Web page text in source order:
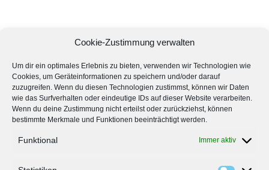
Cookie-Zustimmung verwalten
Um dir ein optimales Erlebnis zu bieten, verwenden wir Technologien wie
Cookies, um Geräteinformationen zu speichern und/oder darauf
zuzugreifen. Wenn du diesen Technologien zustimmst, können wir Daten
wie das Surfverhalten oder eindeutige IDs auf dieser Website verarbeiten.
Wenn du deine Zustimmung nicht erteilst oder zurückziehst, können
bestimmte Merkmale und Funktionen beeinträchtigt werden.
Funktional Immer aktiv